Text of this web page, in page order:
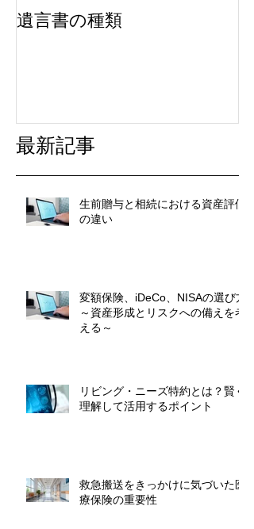
遺言書の種類
最新記事
生前贈与と相続における資産評価
の違い
変額保険、iDeCo、NISAの選び方
～資産形成とリスクへの備えを考
える～
リビング・ニーズ特約とは？賢く
理解して活用するポイント
救急搬送をきっかけに気づいた医
療保険の重要性